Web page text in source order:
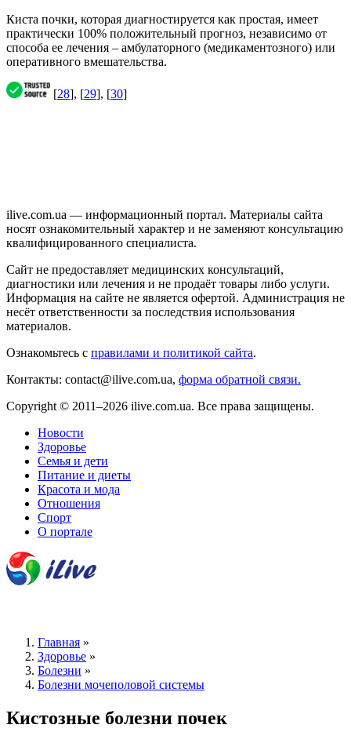
Киста почки, которая диагностируется как простая, имеет
практически 100% положительный прогноз, независимо от
способа ее лечения – амбулаторного (медикаментозного) или
оперативного вмешательства.
[28], [29], [30]
ilive.com.ua — информационный портал. Материалы сайта
носят ознакомительный характер и не заменяют консультацию
квалифицированного специалиста.
Сайт не предоставляет медицинских консультаций,
диагностики или лечения и не продаёт товары либо услуги.
Информация на сайте не является офертой. Администрация не
несёт ответственности за последствия использования
материалов.
Ознакомьтесь с правилами и политикой сайта.
Контакты: contact@ilive.com.ua, форма обратной связи.
Copyright © 2011–2026 ilive.com.ua. Все права защищены.
Новости
Здоровье
Семья и дети
Питание и диеты
Красота и мода
Отношения
Спорт
О портале
Главная »
Здоровье »
Болезни »
Болезни мочеполовой системы
Кистозные болезни почек